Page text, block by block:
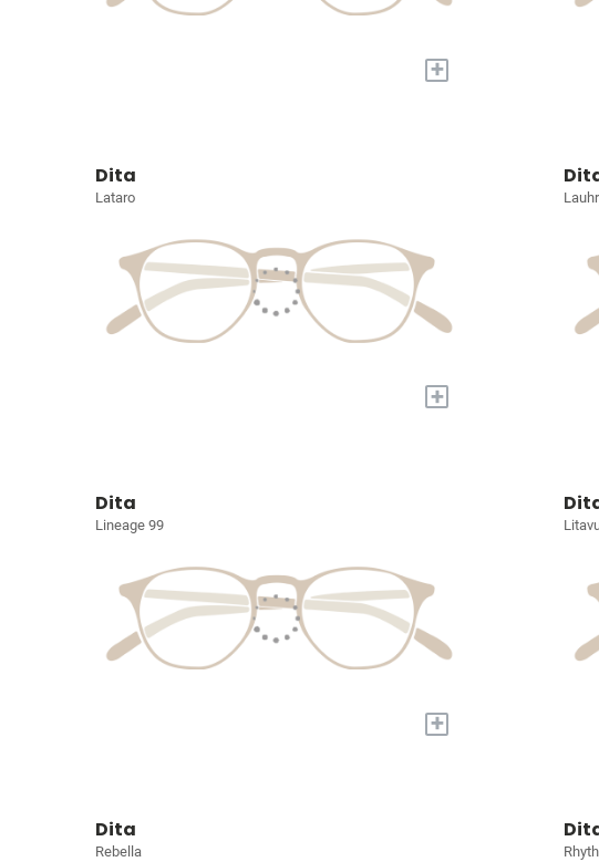
+
Dita
Lataro
+
Dita
Lineage 99
+
Dita
Rebella